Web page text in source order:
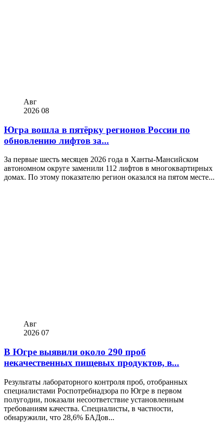
Авг
2026 08
Югра вошла в пятёрку регионов России по
обновлению лифтов за...
За первые шесть месяцев 2026 года в Ханты-Мансийском
автономном округе заменили 112 лифтов в многоквартирных
домах. По этому показателю регион оказался на пятом месте...
Авг
2026 07
В Югре выявили около 290 проб
некачественных пищевых продуктов, в...
Результаты лабораторного контроля проб, отобранных
специалистами Роспотребнадзора по Югре в первом
полугодии, показали несоответствие установленным
требованиям качества. Специалисты, в частности,
обнаружили, что 28,6% БАДов...